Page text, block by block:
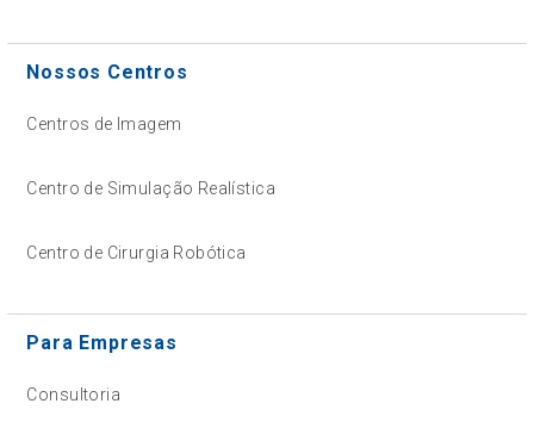
Nossos Centros
Centros de Imagem
Centro de Simulação Realística
Centro de Cirurgia Robótica
Para Empresas
Consultoria